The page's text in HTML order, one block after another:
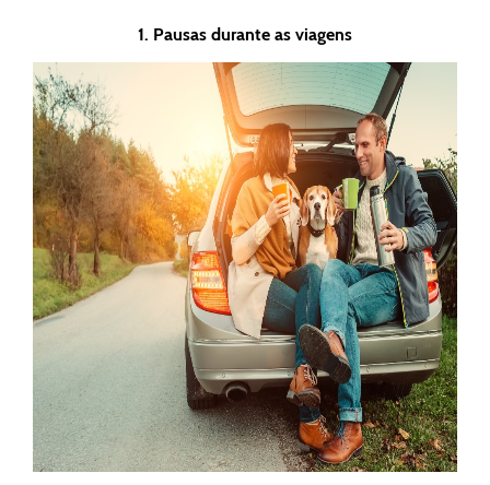
1. Pausas durante as viagens